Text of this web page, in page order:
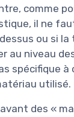
comme
il ne
dessus ou si
au niveau
spécifique à
utilisé.
des «